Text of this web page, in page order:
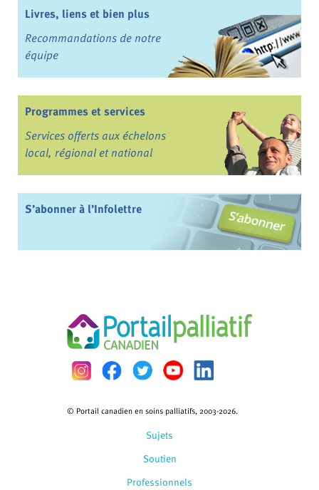
Livres, liens et bien plus
Recommandations de notre
équipe
Programmes et services
Services offerts aux échelons
local, régional et national
S’abonner à l’Infolettre
Sujets
Soutien
Professionnels
© Portail canadien en soins palliatifs, 2003-2026.